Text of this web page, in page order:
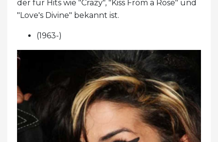
der für Hits wie "Crazy", "Kiss From a Rose" und
"Love's Divine" bekannt ist.
(1963-)